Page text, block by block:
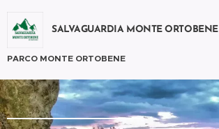
SALVAGUARDIA MONTE ORTOBENE
PARCO MONTE ORTOBENE